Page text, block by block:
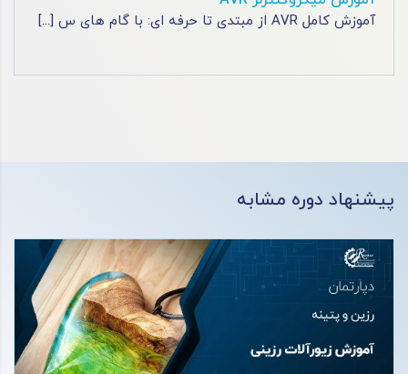
با دوره های برق فنی حرفه ای مشهد، به یک برقکار حرف
پیشنهاد دوره مشابه